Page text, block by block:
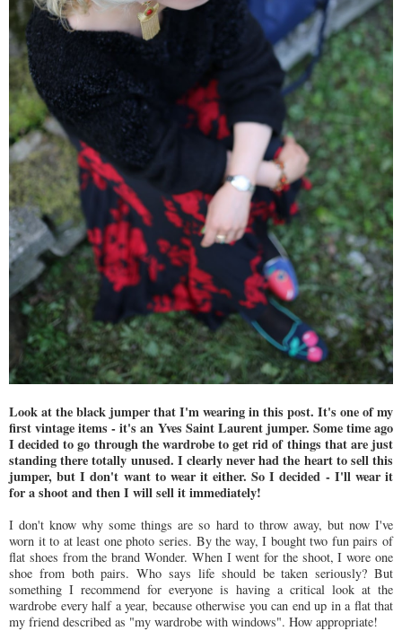
Look at the black jumper that I'm wearing in this post. It's one of my
first vintage items - it's an Yves Saint Laurent jumper. Some time ago
I decided to go through the wardrobe to get rid of things that are just
standing there totally unused. I clearly never had the heart to sell this
jumper, but I don't want to wear it either. So I decided - I'll wear it
for a shoot and then I will sell it immediately!
I don't know why some things are so hard to throw away, but now I've
worn it to at least one photo series. By the way, I bought two fun pairs of
flat shoes from the brand Wonder. When I went for the shoot, I wore one
shoe from both pairs. Who says life should be taken seriously? But
something I recommend for everyone is having a critical look at the
wardrobe every half a year, because otherwise you can end up in a flat that
my friend described as "my wardrobe with windows". How appropriate!